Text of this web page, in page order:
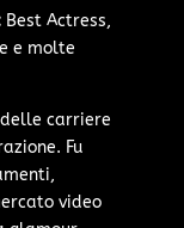
Best Actress,
e molte
carriere
Fu
video